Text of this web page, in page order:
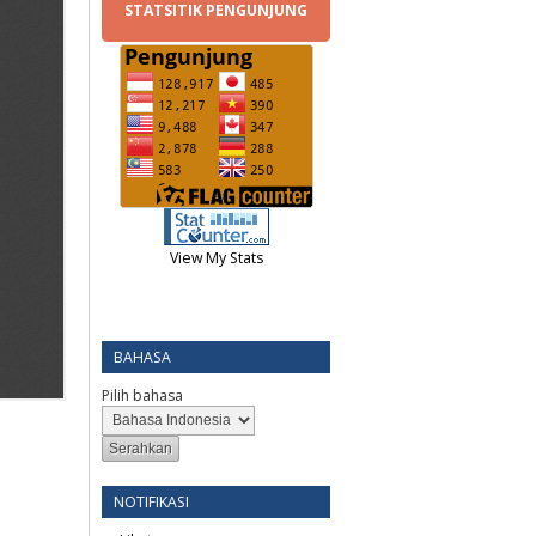
STATSITIK PENGUNJUNG
View My Stats
BAHASA
Pilih bahasa
NOTIFIKASI